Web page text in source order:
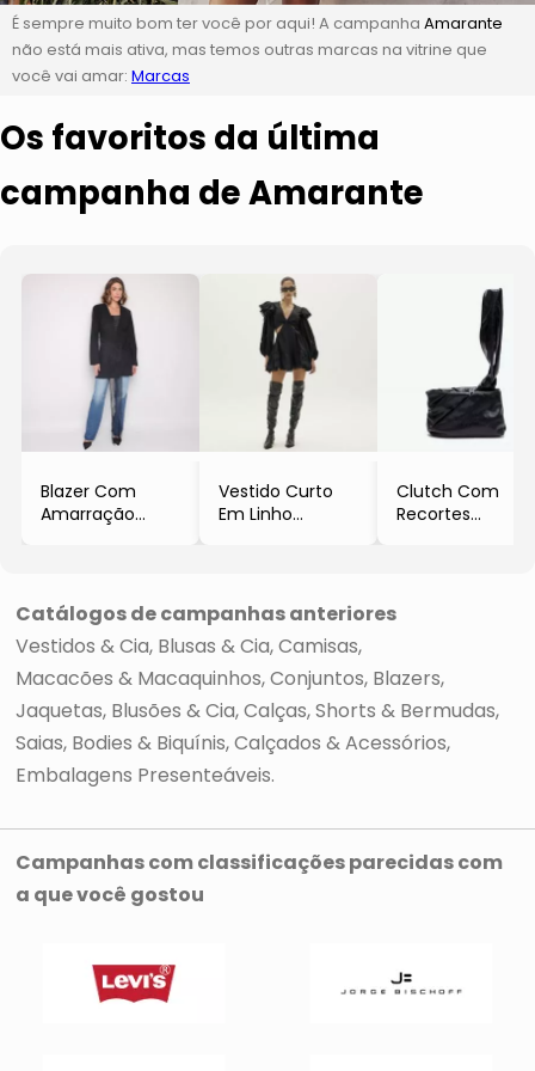
É sempre muito bom ter você por aqui! A campanha Amarante
não está mais ativa, mas temos outras marcas na vitrine que
você vai amar: Marcas
Os favoritos da última
campanha de Amarante
Blazer Com
Amarração
Vestido Curto
Em Linho
Clutch Com
Recortes
Catálogos de campanhas anteriores
Vestidos & Cia Blusas & Cia Camisas
Macacões & Macaquinhos Conjuntos Blazers
Jaquetas, Blusões & Cia Calças Shorts & Bermudas
Saias Bodies & Biquínis Calçados & Acessórios
Embalagens Presenteáveis
Campanhas com classificações parecidas com
a que você gostou